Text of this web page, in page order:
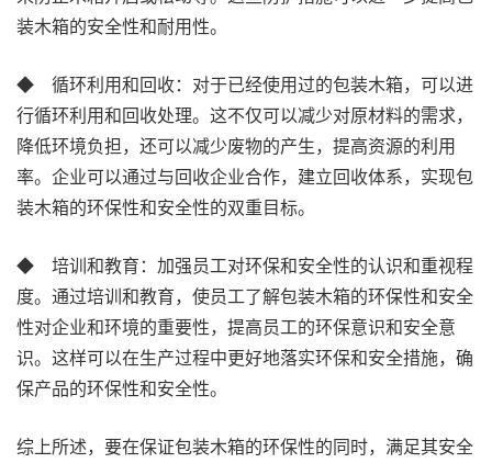
装木箱的安全性和耐用性。
◆ 循环利用和回收：对于已经使用过的包装木箱，可以进
行循环利用和回收处理。这不仅可以减少对原材料的需求，
降低环境负担，还可以减少废物的产生，提高资源的利用
率。企业可以通过与回收企业合作，建立回收体系，实现包
装木箱的环保性和安全性的双重目标。
◆ 培训和教育：加强员工对环保和安全性的认识和重视程
度。通过培训和教育，使员工了解包装木箱的环保性和安全
性对企业和环境的重要性，提高员工的环保意识和安全意
识。这样可以在生产过程中更好地落实环保和安全措施，确
保产品的环保性和安全性。
综上所述，要在保证包装木箱的环保性的同时，满足其安全